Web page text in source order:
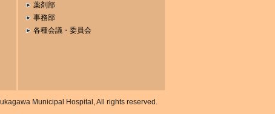
薬剤部
事務部
各種会議・委員会
Municipal Hospital, All rights reserved.